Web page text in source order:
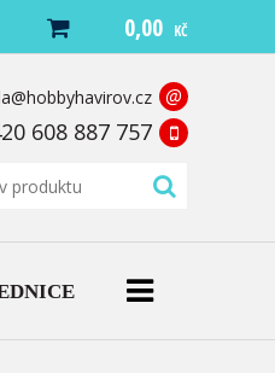
0,00 KČ
@
608 887 757